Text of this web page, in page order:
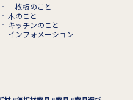
一枚板のこと
木のこと
キッチンのこと
インフォメーション